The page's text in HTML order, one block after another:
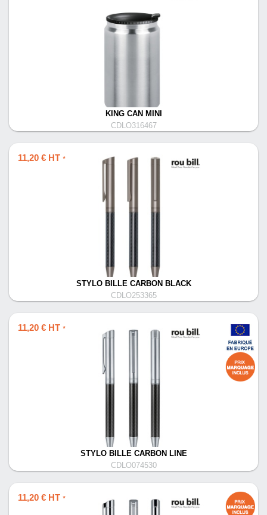
KING CAN MINI
CDLO316467
11,20 € HT *
STYLO BILLE CARBON BLACK
CDLO253365
11,20 € HT *
STYLO BILLE CARBON LINE
CDLO074530
11,20 € HT *